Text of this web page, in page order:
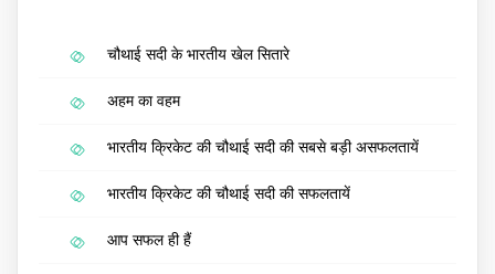
चौथाई सदी के भारतीय खेल सितारे
अहम का वहम
भारतीय क्रिकेट की चौथाई सदी की सबसे बड़ी असफलतायें
भारतीय क्रिकेट की चौथाई सदी की सफलतायें
आप सफल ही हैं